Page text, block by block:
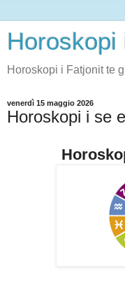
Horoskopi
Horoskopi i Fatjonit te
venerdì 15 maggio 2026
Horoskopi i se